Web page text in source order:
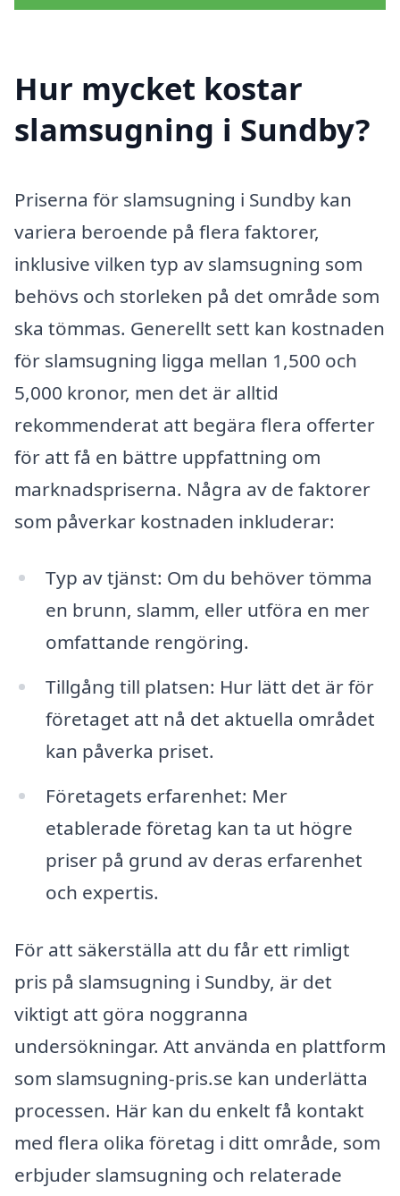
Hur mycket kostar
slamsugning i Sundby?
Priserna för slamsugning i Sundby kan
variera beroende på flera faktorer,
inklusive vilken typ av slamsugning som
behövs och storleken på det område som
ska tömmas. Generellt sett kan kostnaden
för slamsugning ligga mellan 1,500 och
5,000 kronor, men det är alltid
rekommenderat att begära flera offerter
för att få en bättre uppfattning om
marknadspriserna. Några av de faktorer
som påverkar kostnaden inkluderar:
Typ av tjänst: Om du behöver tömma
en brunn, slamm, eller utföra en mer
omfattande rengöring.
Tillgång till platsen: Hur lätt det är för
företaget att nå det aktuella området
kan påverka priset.
Företagets erfarenhet: Mer
etablerade företag kan ta ut högre
priser på grund av deras erfarenhet
och expertis.
För att säkerställa att du får ett rimligt
pris på slamsugning i Sundby, är det
viktigt att göra noggranna
undersökningar. Att använda en plattform
som slamsugning-pris.se kan underlätta
processen. Här kan du enkelt få kontakt
med flera olika företag i ditt område, som
erbjuder slamsugning och relaterade